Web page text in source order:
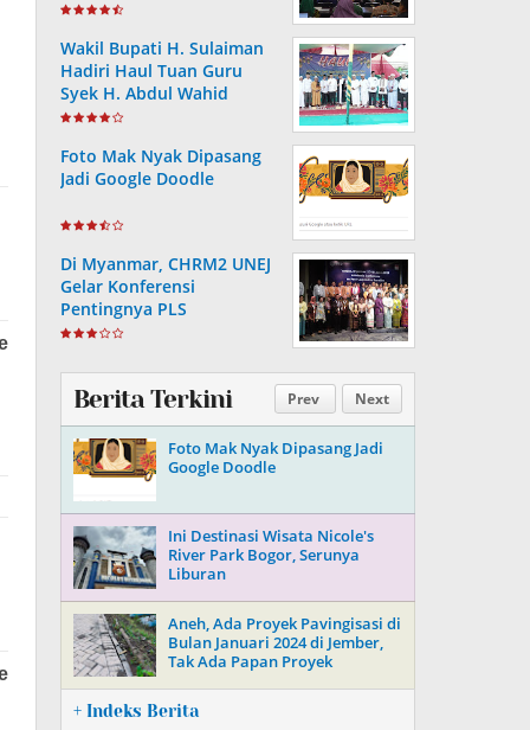
Wakil Bupati H. Sulaiman
Hadiri Haul Tuan Guru
Syek H. Abdul Wahid
Foto Mak Nyak Dipasang
Jadi Google Doodle
Di Myanmar, CHRM2 UNEJ
Gelar Konferensi
Pentingnya PLS
Prev Next
Berita Terkini
Foto Mak Nyak Dipasang Jadi
Google Doodle
Ini Destinasi Wisata Nicole's
River Park Bogor, Serunya
Liburan
Aneh, Ada Proyek Pavingisasi di
Bulan Januari 2024 di Jember,
Tak Ada Papan Proyek
+ Indeks Berita